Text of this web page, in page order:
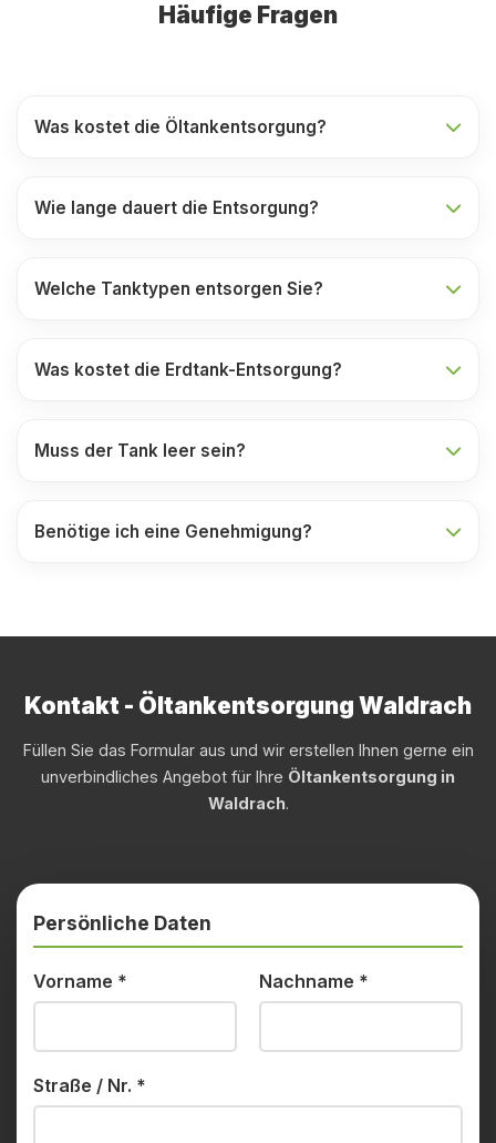
Häufige Fragen
Was kostet die Öltankentsorgung?
Wie lange dauert die Entsorgung?
Welche Tanktypen entsorgen Sie?
Was kostet die Erdtank-Entsorgung?
Muss der Tank leer sein?
Benötige ich eine Genehmigung?
Kontakt - Öltankentsorgung Waldrach
Füllen Sie das Formular aus und wir erstellen Ihnen gerne ein
unverbindliches Angebot für Ihre Öltankentsorgung in
Waldrach.
Persönliche Daten
Vorname * Nachname *
Straße / Nr. *